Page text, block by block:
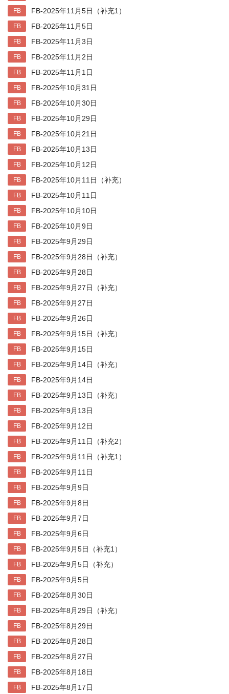
FB FB-2025年11月5日（补充1）
FB FB-2025年11月5日
FB FB-2025年11月3日
FB FB-2025年11月2日
FB FB-2025年11月1日
FB FB-2025年10月31日
FB FB-2025年10月30日
FB FB-2025年10月29日
FB FB-2025年10月21日
FB FB-2025年10月13日
FB FB-2025年10月12日
FB FB-2025年10月11日（补充）
FB FB-2025年10月11日
FB FB-2025年10月10日
FB FB-2025年10月9日
FB FB-2025年9月29日
FB FB-2025年9月28日（补充）
FB FB-2025年9月28日
FB FB-2025年9月27日（补充）
FB FB-2025年9月27日
FB FB-2025年9月26日
FB FB-2025年9月15日（补充）
FB FB-2025年9月15日
FB FB-2025年9月14日（补充）
FB FB-2025年9月14日
FB FB-2025年9月13日（补充）
FB FB-2025年9月13日
FB FB-2025年9月12日
FB FB-2025年9月11日（补充2）
FB FB-2025年9月11日（补充1）
FB FB-2025年9月11日
FB FB-2025年9月9日
FB FB-2025年9月8日
FB FB-2025年9月7日
FB FB-2025年9月6日
FB FB-2025年9月5日（补充1）
FB FB-2025年9月5日（补充）
FB FB-2025年9月5日
FB FB-2025年8月30日
FB FB-2025年8月29日（补充）
FB FB-2025年8月29日
FB FB-2025年8月28日
FB FB-2025年8月27日
FB FB-2025年8月18日
FB FB-2025年8月17日